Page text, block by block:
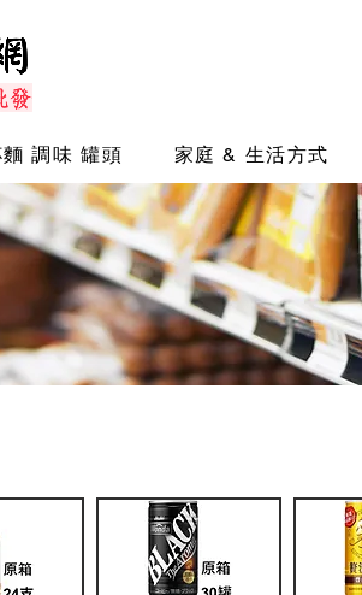
調味 罐頭 家庭 & 生活方式